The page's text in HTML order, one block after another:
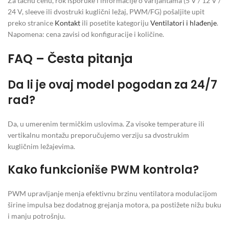
24 V, sleeve ili dvostruki kuglični ležaj, PWM/FG) pošaljite upit
preko stranice Kontakt ili posetite kategoriju Ventilatori i hlađenje.
Napomena: cena zavisi od konfiguracije i količine.
FAQ – Česta pitanja
Da li je ovaj model pogodan za 24/7
rad?
Da, u umerenim termičkim uslovima. Za visoke temperature ili
vertikalnu montažu preporučujemo verziju sa dvostrukim
kugličnim ležajevima.
Kako funkcioniše PWM kontrola?
PWM upravljanje menja efektivnu brzinu ventilatora modulacijom
širine impulsa bez dodatnog grejanja motora, pa postižete nižu buku
i manju potrošnju.